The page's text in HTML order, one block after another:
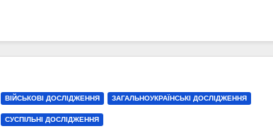
ВІЙСЬКОВІ ДОСЛІДЖЕННЯ ЗАГАЛЬНОУКРАЇНСЬКІ ДОСЛІДЖЕННЯ
СУСПІЛЬНІ ДОСЛІДЖЕННЯ